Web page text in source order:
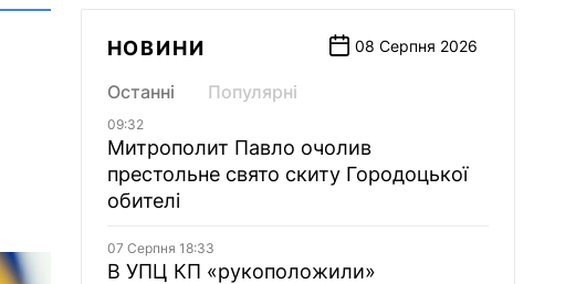
НОВИНИ 08 Серпня 2026
Останні Популярні
09:32
Митрополит Павло очолив
престольне свято скиту Городоцької
обителі
07 Серпня 18:33
В УПЦ КП «рукоположили»